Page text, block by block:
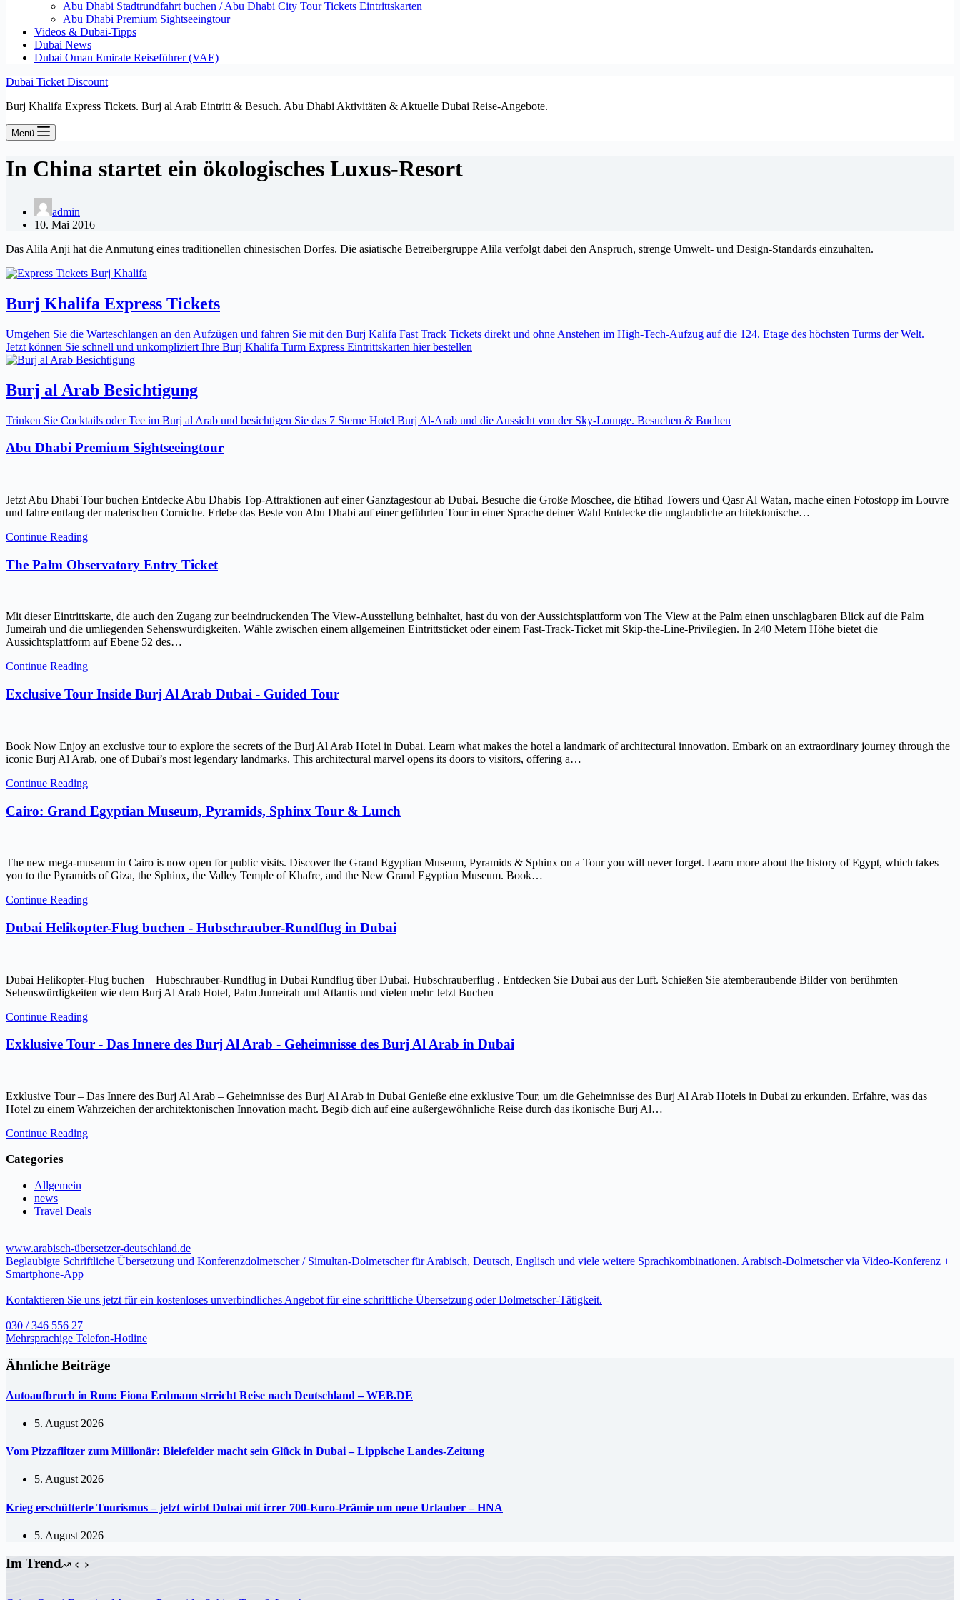
Abu Dhabi Stadtrundfahrt buchen / Abu Dhabi City Tour Tickets Eintrittskarten
Abu Dhabi Premium Sightseeingtour
Videos & Dubai-Tipps
Dubai News
Dubai Oman Emirate Reiseführer (VAE)
Dubai Ticket Discount
Burj Khalifa Express Tickets. Burj al Arab Eintritt & Besuch. Abu Dhabi Aktivitäten & Aktuelle Dubai Reise-Angebote.
Menü
In China startet ein ökologisches Luxus-Resort
admin
10. Mai 2016
Das Alila Anji hat die Anmutung eines traditionellen chinesischen Dorfes. Die asiatische Betreibergruppe Alila verfolgt dabei den Anspruch, strenge Umwelt- und Design-Standards einzuhalten.
Burj Khalifa Express Tickets
Umgehen Sie die Warteschlangen an den Aufzügen und fahren Sie mit den Burj Kalifa Fast Track Tickets direkt und ohne Anstehen im High-Tech-Aufzug auf die 124. Etage des höchsten Turms der Welt.
Jetzt können Sie schnell und unkompliziert Ihre Burj Khalifa Turm Express Eintrittskarten hier bestellen
Burj al Arab Besichtigung
Trinken Sie Cocktails oder Tee im Burj al Arab und besichtigen Sie das 7 Sterne Hotel Burj Al-Arab und die Aussicht von der Sky-Lounge. Besuchen & Buchen
Abu Dhabi Premium Sightseeingtour
Jetzt Abu Dhabi Tour buchen Entdecke Abu Dhabis Top-Attraktionen auf einer Ganztagestour ab Dubai. Besuche die Große Moschee, die Etihad Towers und Qasr Al Watan, mache einen Fotostopp im Louvre
und fahre entlang der malerischen Corniche. Erlebe das Beste von Abu Dhabi auf einer geführten Tour in einer Sprache deiner Wahl Entdecke die unglaubliche architektonische…
Continue Reading
The Palm Observatory Entry Ticket
Mit dieser Eintrittskarte, die auch den Zugang zur beeindruckenden The View-Ausstellung beinhaltet, hast du von der Aussichtsplattform von The View at the Palm einen unschlagbaren Blick auf die Palm
Jumeirah und die umliegenden Sehenswürdigkeiten. Wähle zwischen einem allgemeinen Eintrittsticket oder einem Fast-Track-Ticket mit Skip-the-Line-Privilegien. In 240 Metern Höhe bietet die
Aussichtsplattform auf Ebene 52 des…
Continue Reading
Exclusive Tour Inside Burj Al Arab Dubai - Guided Tour
Book Now Enjoy an exclusive tour to explore the secrets of the Burj Al Arab Hotel in Dubai. Learn what makes the hotel a landmark of architectural innovation. Embark on an extraordinary journey through the
iconic Burj Al Arab, one of Dubai’s most legendary landmarks. This architectural marvel opens its doors to visitors, offering a…
Continue Reading
Cairo: Grand Egyptian Museum, Pyramids, Sphinx Tour & Lunch
The new mega-museum in Cairo is now open for public visits. Discover the Grand Egyptian Museum, Pyramids & Sphinx on a Tour you will never forget. Learn more about the history of Egypt, which takes
you to the Pyramids of Giza, the Sphinx, the Valley Temple of Khafre, and the New Grand Egyptian Museum. Book…
Continue Reading
Dubai Helikopter-Flug buchen - Hubschrauber-Rundflug in Dubai
Dubai Helikopter-Flug buchen – Hubschrauber-Rundflug in Dubai Rundflug über Dubai. Hubschrauberflug . Entdecken Sie Dubai aus der Luft. Schießen Sie atemberaubende Bilder von berühmten
Sehenswürdigkeiten wie dem Burj Al Arab Hotel, Palm Jumeirah und Atlantis und vielen mehr Jetzt Buchen
Continue Reading
Exklusive Tour - Das Innere des Burj Al Arab - Geheimnisse des Burj Al Arab in Dubai
Exklusive Tour – Das Innere des Burj Al Arab – Geheimnisse des Burj Al Arab in Dubai Genieße eine exklusive Tour, um die Geheimnisse des Burj Al Arab Hotels in Dubai zu erkunden. Erfahre, was das
Hotel zu einem Wahrzeichen der architektonischen Innovation macht. Begib dich auf eine außergewöhnliche Reise durch das ikonische Burj Al…
Continue Reading
Categories
Allgemein
news
Travel Deals
www.arabisch-übersetzer-deutschland.de
Beglaubigte Schriftliche Übersetzung und Konferenzdolmetscher / Simultan-Dolmetscher für Arabisch, Deutsch, Englisch und viele weitere Sprachkombinationen. Arabisch-Dolmetscher via Video-Konferenz +
Smartphone-App
Kontaktieren Sie uns jetzt für ein kostenloses unverbindliches Angebot für eine schriftliche Übersetzung oder Dolmetscher-Tätigkeit.
030 / 346 556 27
Mehrsprachige Telefon-Hotline
Ähnliche Beiträge
Autoaufbruch in Rom: Fiona Erdmann streicht Reise nach Deutschland – WEB.DE
5. August 2026
Vom Pizzaflitzer zum Millionär: Bielefelder macht sein Glück in Dubai – Lippische Landes-Zeitung
5. August 2026
Krieg erschütterte Tourismus – jetzt wirbt Dubai mit irrer 700-Euro-Prämie um neue Urlauber – HNA
5. August 2026
Im Trend